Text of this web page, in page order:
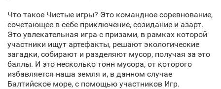
Что такое Чистые игры? Это командное соревнование,
сочетающее в себе приключение, созидание и азарт.
Это увлекательная игра с призами, в рамках которой
участники ищут артефакты, решают экологические
загадки, собирают и разделяют мусор, получая за это
баллы. И это несколько тонн мусора, от которого
избавляется наша земля и, в данном случае
Балтийское море, с помощью участников Игр.